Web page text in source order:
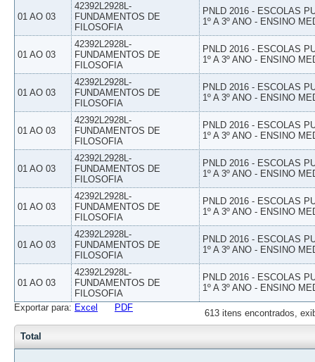
01 AO 03
42392L2928L-
FUNDAMENTOS DE
FILOSOFIA
PNLD 2016 - ESCOLAS
1º A 3º ANO - ENSINO
01 AO 03
42392L2928L-
FUNDAMENTOS DE
FILOSOFIA
PNLD 2016 - ESCOLAS
1º A 3º ANO - ENSINO
01 AO 03
42392L2928L-
FUNDAMENTOS DE
FILOSOFIA
PNLD 2016 - ESCOLAS
1º A 3º ANO - ENSINO
01 AO 03
42392L2928L-
FUNDAMENTOS DE
FILOSOFIA
PNLD 2016 - ESCOLAS
1º A 3º ANO - ENSINO
01 AO 03
42392L2928L-
FUNDAMENTOS DE
FILOSOFIA
PNLD 2016 - ESCOLAS
1º A 3º ANO - ENSINO
01 AO 03
42392L2928L-
FUNDAMENTOS DE
FILOSOFIA
PNLD 2016 - ESCOLAS
1º A 3º ANO - ENSINO
01 AO 03
42392L2928L-
FUNDAMENTOS DE
FILOSOFIA
PNLD 2016 - ESCOLAS
1º A 3º ANO - ENSINO
01 AO 03
42392L2928L-
FUNDAMENTOS DE
FILOSOFIA
PNLD 2016 - ESCOLAS
1º A 3º ANO - ENSINO
613 itens encontrados,
Exportar para: Excel PDF
Total